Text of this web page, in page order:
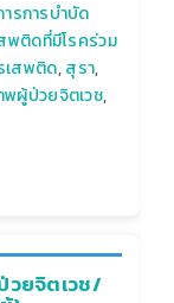
รการบำบัด
พติดที่มีโรคร่วม
เสพติด,สุรา,
ผู้ป่วยจิตเวช,
วยจิตเวช/